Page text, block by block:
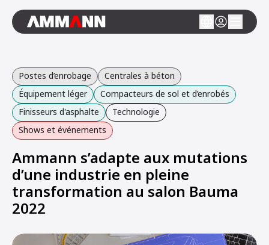
Postes d’enrobage
Centrales à béton
Équipement léger
Compacteurs de sol et d’enrobés
Finisseurs d'asphalte
Technologie
Shows et événements
Ammann s’adapte aux mutations
d’une industrie en pleine
transformation au salon Bauma
2022